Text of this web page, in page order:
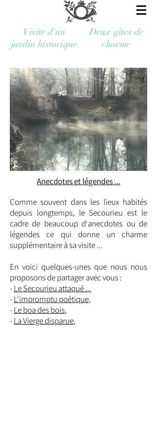
Visite d'un
jardin historique
Deux gîtes de
charme
Anecdotes et légendes ...
Comme souvent dans les lieux habités
depuis longtemps, le Secourieu est le
cadre de beaucoup d'anecdotes ou de
légendes ce qui donne un charme
supplémentaire à sa visite ...
En voici quelques-unes que nous nous
proposons de partager avec vous :
-Le Secourieu attaqué ...
-L'impromptu poétique,
-Le boa des bois,
-La Vierge disparue,